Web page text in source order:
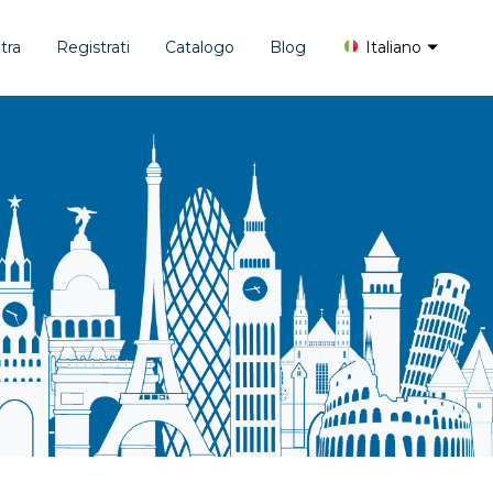
Registrati Catalogo Blog Italiano